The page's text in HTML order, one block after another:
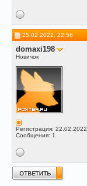
25.02.2022, 22:56
domaxi198
Новичок
Регистрация: 22.02.2022
Сообщения: 1